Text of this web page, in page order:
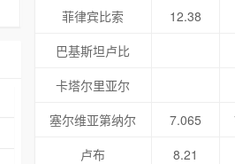
菲律宾比索
12.38
巴基斯坦卢比
卡塔尔里亚尔
塞尔维亚第纳尔
7.065
卢布
8.21